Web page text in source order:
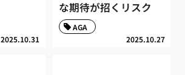
2025.10.31
な期待が招くリスク
2025.10.27
AGA